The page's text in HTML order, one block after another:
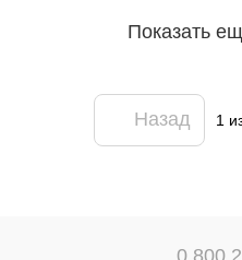
Показать
Назад 1
0 800